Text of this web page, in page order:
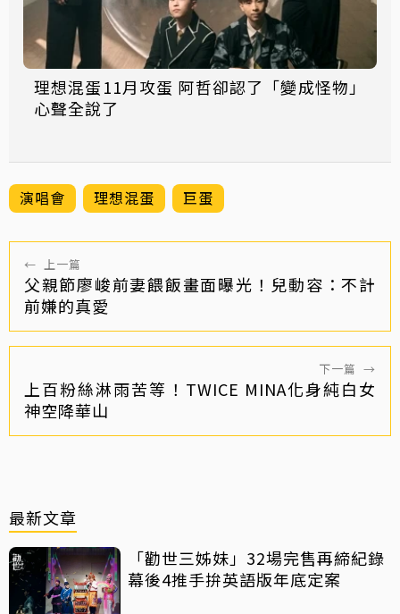
理想混蛋11月攻蛋 阿哲卻認了「變成怪物」
心聲全說了
演唱會 理想混蛋 巨蛋
← 上一篇
父親節廖峻前妻餵飯畫面曝光！兒動容：不計
前嫌的真愛
下一篇 →
上百粉絲淋雨苦等！TWICE MINA化身純白女
神空降華山
最新文章
「勸世三姊妹」32場完售再締紀錄
幕後4推手拚英語版年底定案